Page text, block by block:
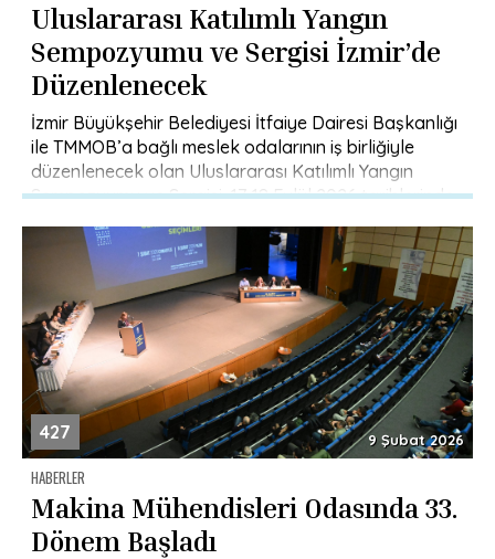
Uluslararası Katılımlı Yangın
Sempozyumu ve Sergisi İzmir’de
Düzenlenecek
İzmir Büyükşehir Belediyesi İtfaiye Dairesi Başkanlığı
ile TMMOB’a bağlı meslek odalarının iş birliğiyle
düzenlenecek olan Uluslararası Katılımlı Yangın
Sempozyumu ve Sergisi, 17-18 Eylül 2026 tarihlerinde
427 9 Şubat 2026
HABERLER
Makina Mühendisleri Odasında 33.
Dönem Başladı